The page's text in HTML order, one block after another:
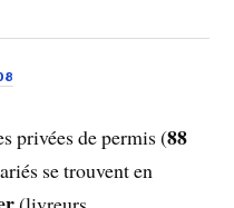
privées de permis (88
se trouvent en